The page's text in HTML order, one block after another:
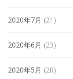
2020年7月 (21)
2020年6月 (23)
2020年5月 (20)